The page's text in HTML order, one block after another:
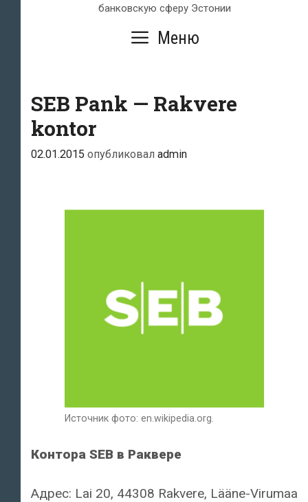
банковскую сферу Эстонии
Меню
SEB Pank — Rakvere
kontor
02.01.2015 опубликовал admin
Источник фото: en.wikipedia.org.
Контора SEB в Раквере
Адрес: Lai 20, 44308 Rakvere, Lääne-Virumaa